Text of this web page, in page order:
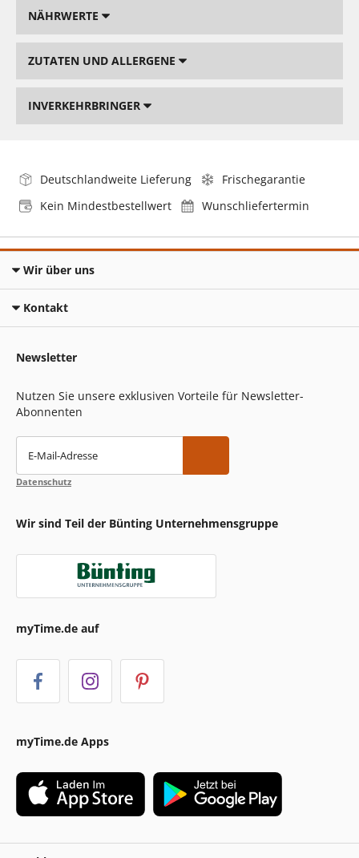
NÄHRWERTE
ZUTATEN UND ALLERGENE
INVERKEHRBRINGER
Deutschlandweite Lieferung
Frischegarantie
Kein Mindestbestellwert
Wunschliefertermin
Wir über uns
Kontakt
Newsletter
Nutzen Sie unsere exklusiven Vorteile für Newsletter-
Abonnenten
E-Mail-Adresse
Datenschutz
Wir sind Teil der Bünting Unternehmensgruppe
myTime.de auf
myTime.de Apps